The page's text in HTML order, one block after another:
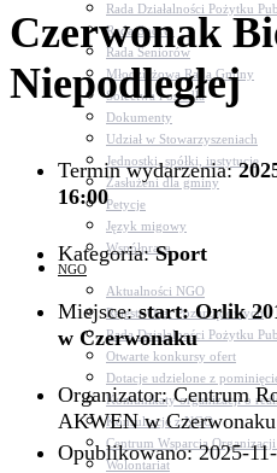
Rada Działalności Pożytku
Rada Sportu
Rada Seniorów
Młodzieżowa Rada Gminy
Sołectwa i osiedla
Dokumenty
Udział w Stowarzyszeniach
Jednostki, spółki, instytucje
Zasłużeni dla gminy
Petycje
Język migowy
Współpraca
NGO
Aktualności NGO
Rejestr Org. Pozarządowych
Rada Działalności Pożytku
Otwarte konkursy ofert
Dotacje udzielone z
Komunikaty organizacji o
Konsultacje z NGO
Centrum Wsparcia
Wolontariat
Czerwonak
Niepodległej
Termin wydarzenia:
16:00
Kategoria:Sport
Miejsce:start: Orlik
w Czerwonaku
Organizator: Centrum
AKWEN w Czerwonaku
Opublikowano: 2025-